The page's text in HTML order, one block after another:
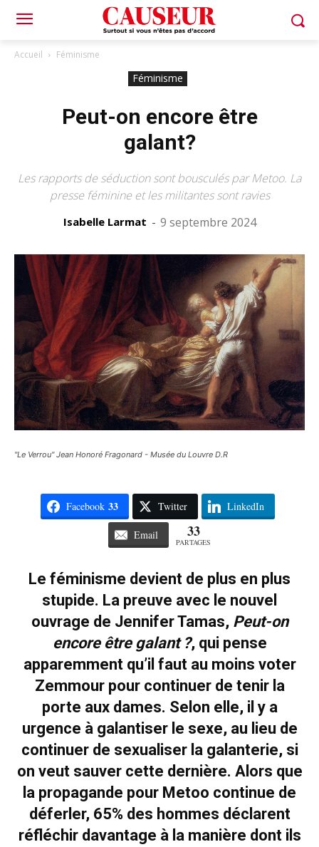
Accueil Féminisme
Féminisme
Peut-on encore être
galant?
Les rapports de séduction sont bousculés par Metoo. La
presse féminine et les militantes sont ravies
Isabelle Larmat - 9 septembre 2024
"Le Verrou" Jean Honoré Fragonard - Musée du Louvre D.R
Facebook 33 Twitter LinkedIn
Email 33
PARTAGES
Le féminisme devient de plus en plus
stupide. La preuve avec le nouvel
ouvrage de Jennifer Tamas, Peut-on
encore être galant ?, qui pense
apparemment qu’il faut au moins voter
Zemmour pour continuer de tenir la
porte aux dames. Selon elle, il y a
urgence à galantiser le sexe, au lieu de
continuer de sexualiser la galanterie, si
on veut sauver cette dernière. Alors que
la propagande pour Metoo continue de
déferler, 65% des hommes déclarent
réfléchir davantage à la manière dont ils